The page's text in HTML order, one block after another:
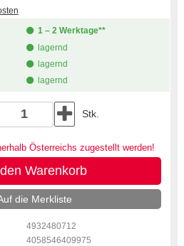
1 – 2 Werktage**
lagernd
lagernd
lagernd
Stk.
Österreichs zugestellt werden!
Warenkorb
die Merkliste
4932480712
4058546409975